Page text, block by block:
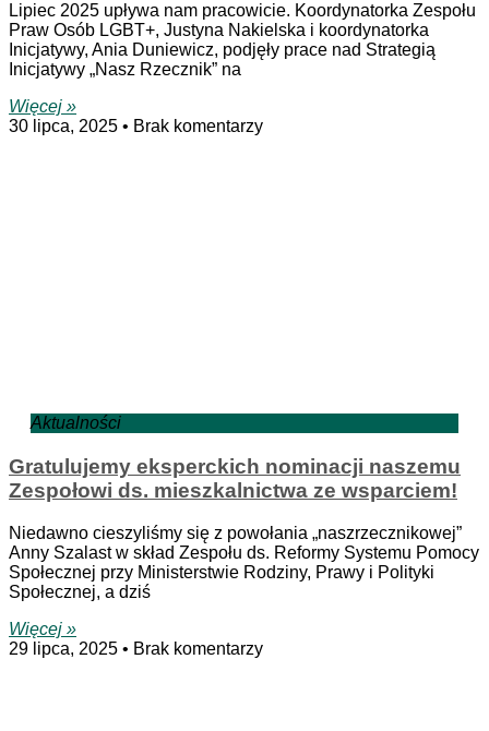
Lipiec 2025 upływa nam pracowicie. Koordynatorka Zespołu
Praw Osób LGBT+, Justyna Nakielska i koordynatorka
Inicjatywy, Ania Duniewicz, podjęły prace nad Strategią
Inicjatywy „Nasz Rzecznik” na
Więcej »
30 lipca, 2025
Brak komentarzy
Aktualności
Gratulujemy eksperckich nominacji naszemu
Zespołowi ds. mieszkalnictwa ze wsparciem!
Niedawno cieszyliśmy się z powołania „naszrzecznikowej”
Anny Szalast w skład Zespołu ds. Reformy Systemu Pomocy
Społecznej przy Ministerstwie Rodziny, Prawy i Polityki
Społecznej, a dziś
Więcej »
29 lipca, 2025
Brak komentarzy